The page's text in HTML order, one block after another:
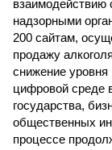
надзорными
200 сайтам,
продажу
снижение уровня
цифровой среде
государства,
общественных
процессе